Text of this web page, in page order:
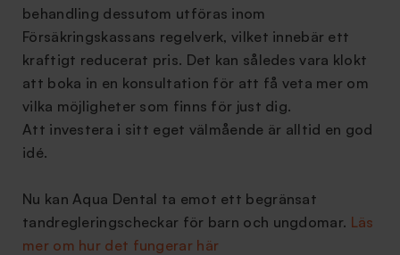
behandling dessutom utföras inom
Försäkringskassans regelverk, vilket innebär ett
kraftigt reducerat pris. Det kan således vara klokt
att boka in en konsultation för att få veta mer om
vilka möjligheter som finns för just dig.
Att investera i sitt eget välmående är alltid en god
idé.
Nu kan Aqua Dental ta emot ett begränsat
tandregleringscheckar för barn och ungdomar. Läs
mer om hur det fungerar här